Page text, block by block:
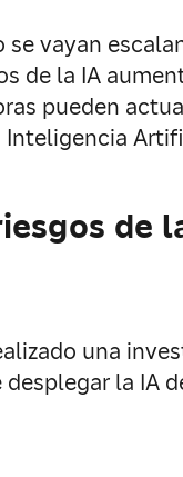
vayan
de la IA
pueden
Inteligencia
de
una
la IA